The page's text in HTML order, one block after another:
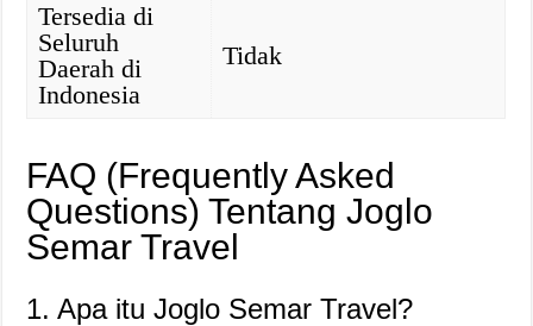
Tersedia di
Seluruh
Daerah di
Indonesia
Tidak
FAQ (Frequently Asked
Questions) Tentang Joglo
Semar Travel
1. Apa itu Joglo Semar Travel?